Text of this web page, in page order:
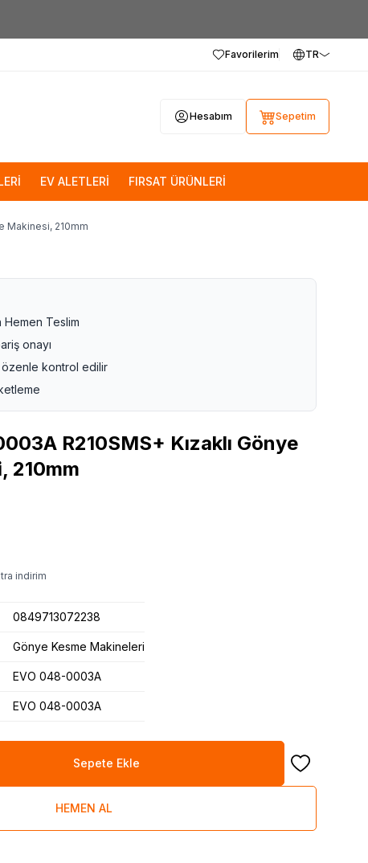
Favorilerim TR
Hesabım Sepetim
EV ALETLERİ FIRSAT ÜRÜNLERİ
Makinesi, 210mm
Hemen Teslim
onayı
kontrol edilir
R210SMS+ Kızaklı Gönye
210mm
indirim
0849713072238
Gönye Kesme Makineleri
EVO 048-0003A
EVO 048-0003A
Sepete Ekle Favoriye Ekle
HEMEN AL